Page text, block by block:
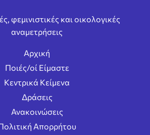
φεμινιστικές και οικολογικές
αναμετρήσεις
Αρχική
Ποιές/οί Είμαστε
Κεντρικά Κείμενα
Δράσεις
Ανακοινώσεις
Απορρήτου